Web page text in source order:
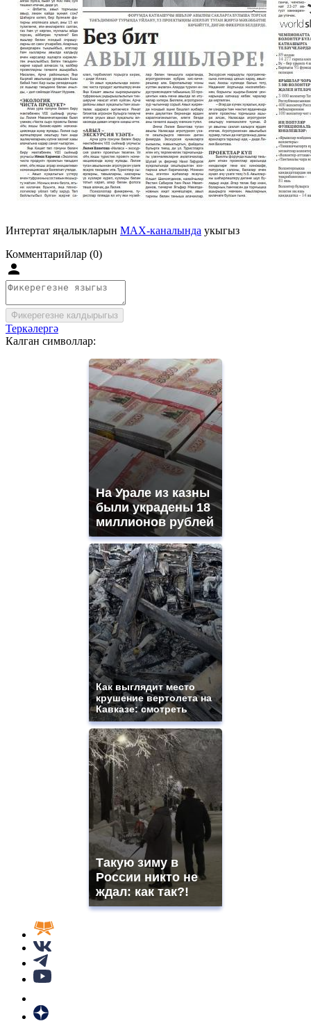
Интертат яңалыкларын MAX-каналында укыгыз
Комментарийлар (0)
Фикерегезне калдырыгыз
Теркәлергә
Калган символлар:
На Урале из казны
были украдены 18
миллионов рублей
Как выглядит место
крушение вертолета на
Кавказе: смотреть
Такую зиму в
России никто не
ждал: как так?!